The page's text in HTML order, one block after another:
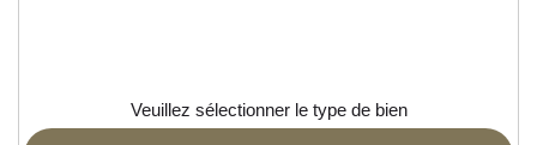
Veuillez sélectionner le type de bien